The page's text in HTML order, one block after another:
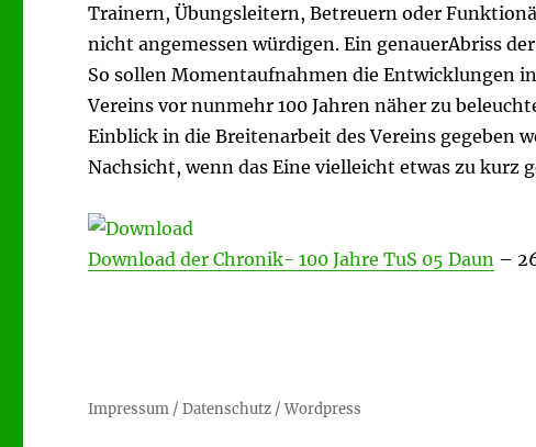
Trainern, Übungsleitern, Betreuern oder
nicht angemessen würdigen. Ein genauerAbriss
So sollen Momentaufnahmen die Entwicklungen
Vereins vor nunmehr 100 Jahren näher zu
Einblick in die Breitenarbeit des Vereins gegeben
Nachsicht, wenn das Eine vielleicht etwas zu kurz
Download der Chronik- 100 Jahre TuS 05 Daun –
Impressum / Datenschutz /Wordpress